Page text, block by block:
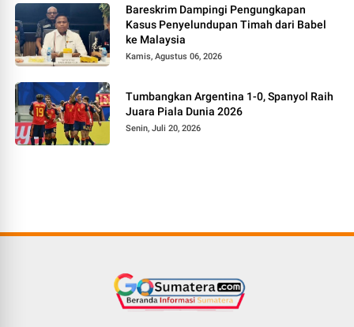
Bareskrim Dampingi Pengungkapan
Kasus Penyelundupan Timah dari Babel
ke Malaysia
Kamis, Agustus 06, 2026
Tumbangkan Argentina 1-0, Spanyol Raih
Juara Piala Dunia 2026
Senin, Juli 20, 2026